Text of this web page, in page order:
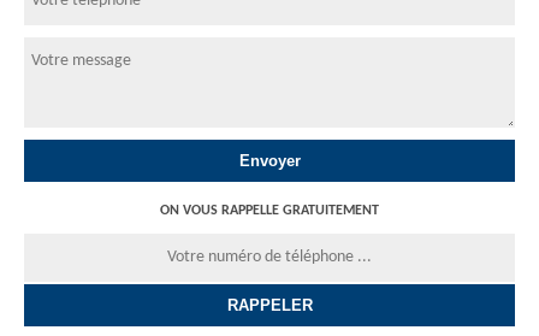
ON VOUS RAPPELLE GRATUITEMENT